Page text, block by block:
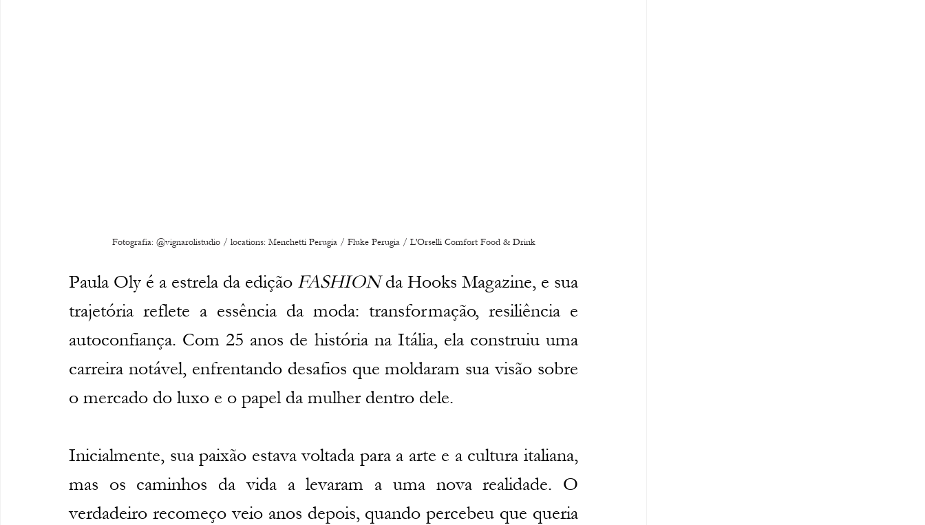
Fotografia: @vignarolistudio / locations: Menchetti Perugia / Fluke Perugia / L'Orselli Comfort Food & Drink
Paula Oly é a estrela da edição FASHION da Hooks Magazine, e sua
trajetória reflete a essência da moda: transformação, resiliência e
autoconfiança. Com 25 anos de história na Itália, ela construiu uma
carreira notável, enfrentando desafios que moldaram sua visão sobre
o mercado do luxo e o papel da mulher dentro dele.
Inicialmente, sua paixão estava voltada para a arte e a cultura italiana,
mas os caminhos da vida a levaram a uma nova realidade. O
verdadeiro recomeço veio anos depois, quando percebeu que queria